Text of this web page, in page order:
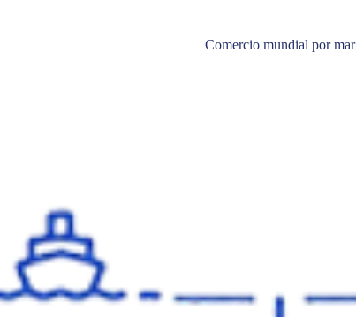
Comercio mundial por mar